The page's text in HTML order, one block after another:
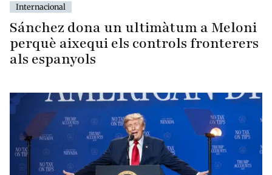
Internacional
Sánchez dona un ultimàtum a Meloni
perquè aixequi els controls fronterers
als espanyols